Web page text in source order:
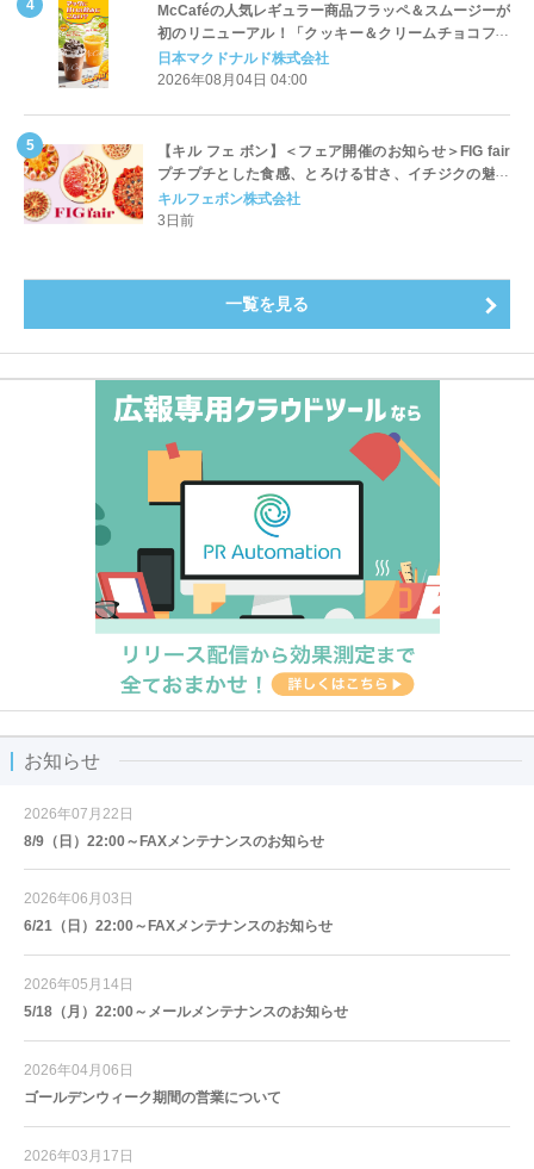
McCaféの人気レギュラー商品フラッペ＆スムージーが
初のリニューアル！「クッキー＆クリームチョコフラ
ッペ」「マンゴースムージー」8月5日（水）から販売
開始
日本マクドナルド株式会社
2026年08月04日 04:00
【キル フェ ボン】＜フェア開催のお知らせ＞FIG fair
プチプチとした食感、とろける甘さ、イチジクの魅力
をたっぷりと。新作を含め、イチジク尽くしの全4種が
登場8月20日（木）スタート
キルフェボン株式会社
3日前
一覧を見る
お知らせ
2026年07月22日
8/9（日）22:00～FAXメンテナンスのお知らせ
2026年06月03日
6/21（日）22:00～FAXメンテナンスのお知らせ
2026年05月14日
5/18（月）22:00～メールメンテナンスのお知らせ
2026年04月06日
ゴールデンウィーク期間の営業について
2026年03月17日